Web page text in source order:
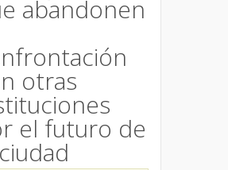
abandonen
otras
el futuro de